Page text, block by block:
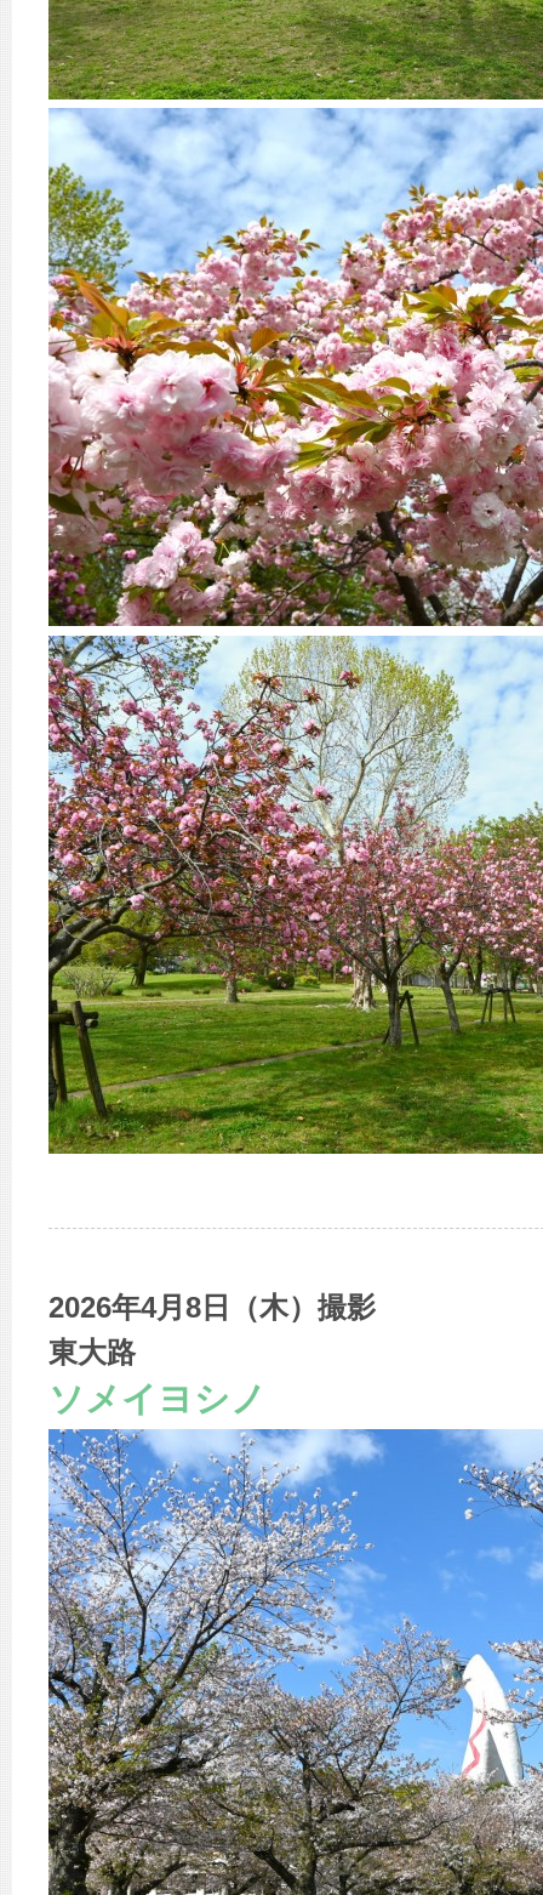
2026年4月8日（木）撮影
東大路
ソメイヨシノ